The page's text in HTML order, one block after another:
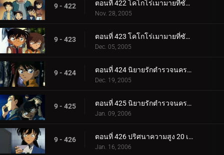
9 - 422 ตอนที่ 422 โคโกโร่เมามายที่ซัสสึมะ (ตอนแรก)
Nov. 28, 2005
9 - 423 ตอนที่ 423 โคโกโร่เมามายที่ซัสสึมะ (ตอนจบ)
Dec. 05, 2005
9 - 424 ตอนที่ 424 นิยายรักตำรวจนครบาล ภาค 6 (ตอนแรก)
Dec. 19, 2005
9 - 425 ตอนที่ 425 นิยายรักตำรวจนครบาล ภาค 6 (ตอนจบ)
Jan. 09, 2006
9 - 426 ตอนที่ 426 ปริศนาความสูง 20 เซนติเมตร
Jan. 16, 2006